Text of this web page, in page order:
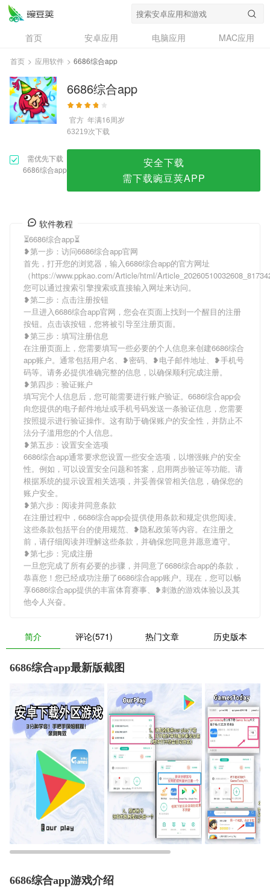
首页 安卓应用 电脑应用
MAC应用
资讯
专题
问答
首页 > 应用软件 > 6686综合app
6686综合app
官方 年满16周岁
63219次下载
需优先下载
6686综合app
安全下载
需下载豌豆荚APP
软件教程
⏳6686综合app⏳
❥第一步：访问6686综合app官网
首先，打开您的浏览器，输入6686综合app的官方网址
（https://www.ppkao.com/Article/html/
您可以通过搜索引擎搜索或直接输入网址来访问。
❥第二步：点击注册按钮
一旦进入6686综合app官网，您会在页面上找到一个醒目的注册
按钮。点击该按钮，您将被引导至注册页面。
❥第三步：填写注册信息
在注册页面上，您需要填写一些必要的个人信息来创建6686综合
app账户。通常包括用户名、❥密码、❥电子邮件地址、❥手机号
码等。请务必提供准确完整的信息，以确保顺利完成注册。
❥第四步：验证账户
填写完个人信息后，您可能需要进行账户验证。6686综合app会
向您提供的电子邮件地址或手机号码发送一条验证信息，您需要
按照提示进行验证操作。这有助于确保账户的安全性，并防止不
法分子滥用您的个人信息。
❥第五步：设置安全选项
6686综合app通常要求您设置一些安全选项，以增强账户的安全
性。例如，可以设置安全问题和答案，启用两步验证等功能。请
根据系统的提示设置相关选项，并妥善保管相关信息，确保您的
账户安全。
❥第六步：阅读并同意条款
在注册过程中，6686综合app会提供使用条款和规定供您阅读。
这些条款包括平台的使用规范、❥隐私政策等内容。在注册之
前，请仔细阅读并理解这些条款，并确保您同意并愿意遵守。
❥第七步：完成注册
一旦您完成了所有必要的步骤，并同意了6686综合app的条款，
恭喜您！您已经成功注册了6686综合app账户。现在，您可以畅
享6686综合app提供的丰富体育赛事、❥刺激的游戏体验以及其
他令人兴奋。
简介 评论(571) 热门文章 历史版本
6686综合app最新版截图
6686综合app游戏介绍